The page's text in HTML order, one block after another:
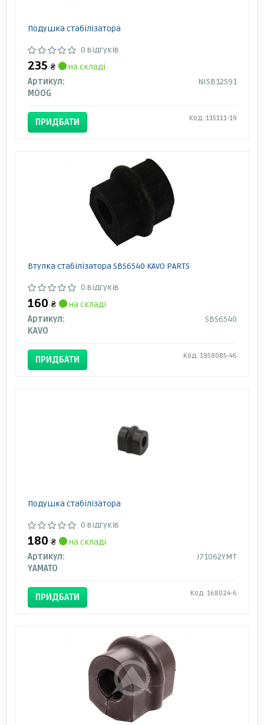
Подушка стабілізатора
0 відгуків
235 ₴
на складі
Артикул:
NISB12591
MOOG
ПРИДБАТИ Код: 115111-19
Втулка стабілізатора SBS6540 KAVO PARTS
0 відгуків
160 ₴
на складі
Артикул:
SBS6540
KAVO
ПРИДБАТИ Код: 1958085-46
Подушка стабілізатора
0 відгуків
180 ₴
на складі
Артикул:
J71062YMT
YAMATO
ПРИДБАТИ Код: 168024-6